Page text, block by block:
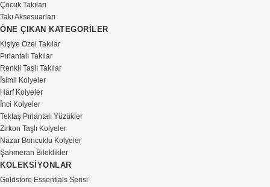
Çocuk Takıları
Takı Aksesuarları
ÖNE ÇIKAN KATEGORİLER
Kişiye Özel Takılar
Pırlantalı Takılar
Renkli Taşlı Takılar
İsimli Kolyeler
Harf Kolyeler
İnci Kolyeler
Tektaş Pırlantalı Yüzükler
Zirkon Taşlı Kolyeler
Nazar Boncuklu Kolyeler
Şahmeran Bileklikler
KOLEKSİYONLAR
Goldstore Essentials Serisi